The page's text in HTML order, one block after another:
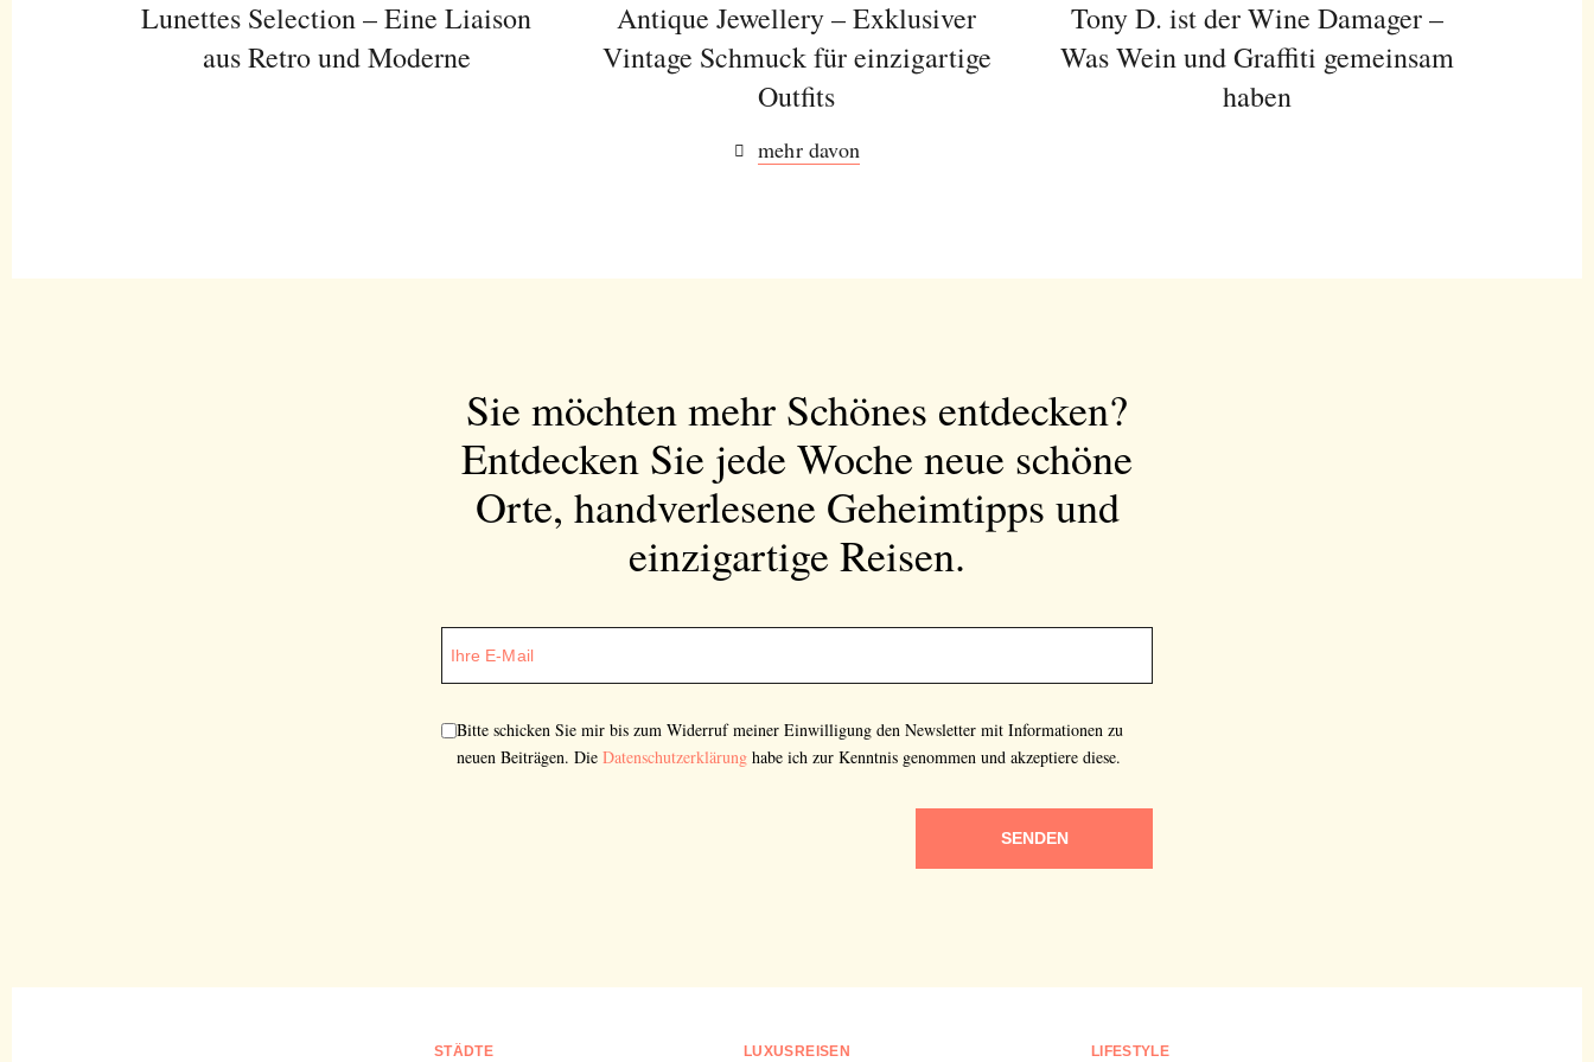
Lunettes Selection – Eine Liaison
aus Retro und Moderne
Antique Jewellery – Exklusiver
Vintage Schmuck für einzigartige
Outfits
Tony D. ist der Wine Damager –
Was Wein und Graffiti gemeinsam
haben
mehr davon
Sie möchten mehr Schönes entdecken?
Entdecken Sie jede Woche neue schöne
Orte, handverlesene Geheimtipps und
einzigartige Reisen.
Bitte schicken Sie mir bis zum Widerruf meiner Einwilligung den Newsletter mit Informationen zu
neuen Beiträgen. Die Datenschutzerklärung habe ich zur Kenntnis genommen und akzeptiere diese.
SENDEN
STÄDTE LUXUSREISEN LIFESTYLE